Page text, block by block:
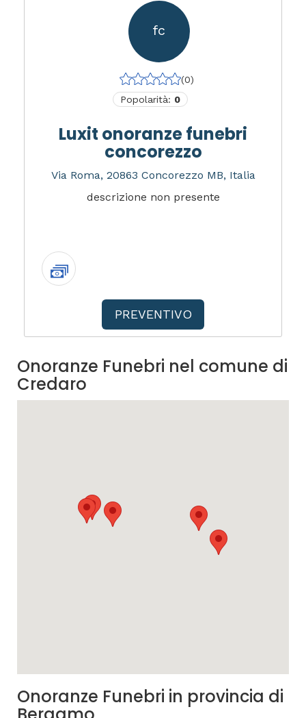
fc
(0)
Popolarità: 0
Luxit onoranze funebri
concorezzo
Via Roma, 20863 Concorezzo MB, Italia
descrizione non presente
PREVENTIVO
Onoranze Funebri nel comune di
Credaro
Onoranze Funebri in provincia di